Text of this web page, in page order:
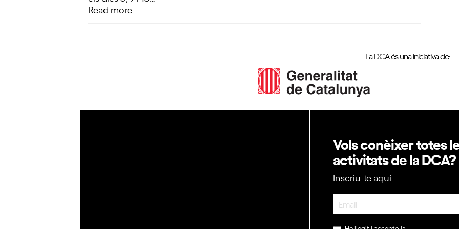
Read more
La DCA és una iniciativa de:
Vols conèixer totes
activitats de la DCA?
Inscriu-te aquí:
Newsletter